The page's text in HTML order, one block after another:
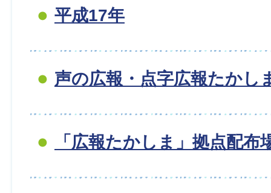
平成17年
声の広報・点字広報たかし
「広報たかしま」拠点配布